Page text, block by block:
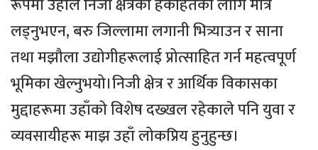
लड्नुभएन, बरु जिल्लामा लगानी भित्र्याउन र साना
तथा मझौला उद्योगीहरूलाई प्रोत्साहित गर्न महत्वपूर्ण
भूमिका खेल्नुभयो।निजी क्षेत्र र आर्थिक विकासका
मुद्दाहरूमा उहाँको विशेष दख्खल रहेकाले पनि युवा र
व्यवसायीहरू माझ उहाँ लोकप्रिय हुनुहुन्छ।